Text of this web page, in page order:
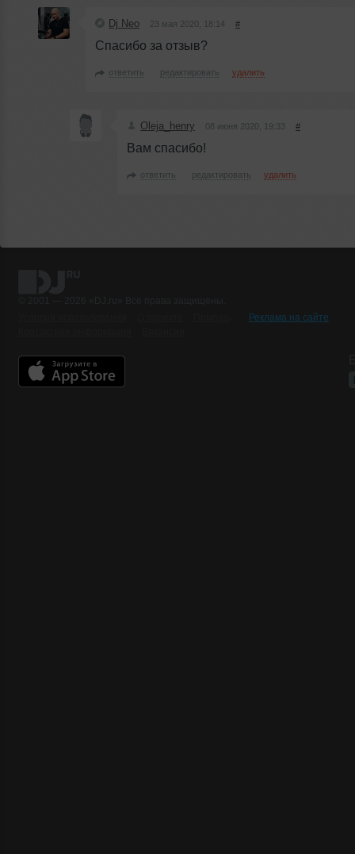
Dj Neo 23 мая 2020, 18:14 #
Спасибо за отзыв?
ответить редактировать удалить
Oleja_henry 08 июня 2020, 19:33 #
Вам спасибо!
ответить редактировать удалить
Реклама на сайте